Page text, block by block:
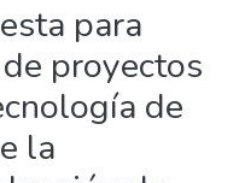
para
proyectos
de
la